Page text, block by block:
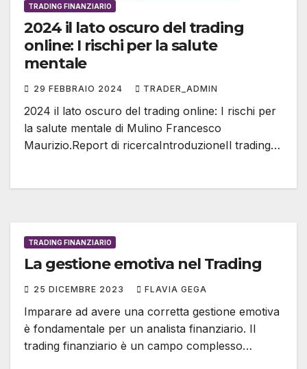
TRADING FINANZIARIO
2024 il lato oscuro del trading
online: I rischi per la salute
mentale
29 FEBBRAIO 2024 TRADER_ADMIN
2024 il lato oscuro del trading online: I rischi per
la salute mentale di Mulino Francesco
Maurizio.Report di ricercaIntroduzioneIl trading…
TRADING FINANZIARIO
La gestione emotiva nel Trading
25 DICEMBRE 2023 FLAVIA GEGA
Imparare ad avere una corretta gestione emotiva
è fondamentale per un analista finanziario. Il
trading finanziario è un campo complesso…